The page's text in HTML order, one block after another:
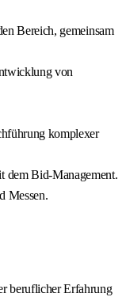
Bereich, gemeinsam
von
komplexer
dem Bid-Management.
Messen.
beruflicher Erfahrung